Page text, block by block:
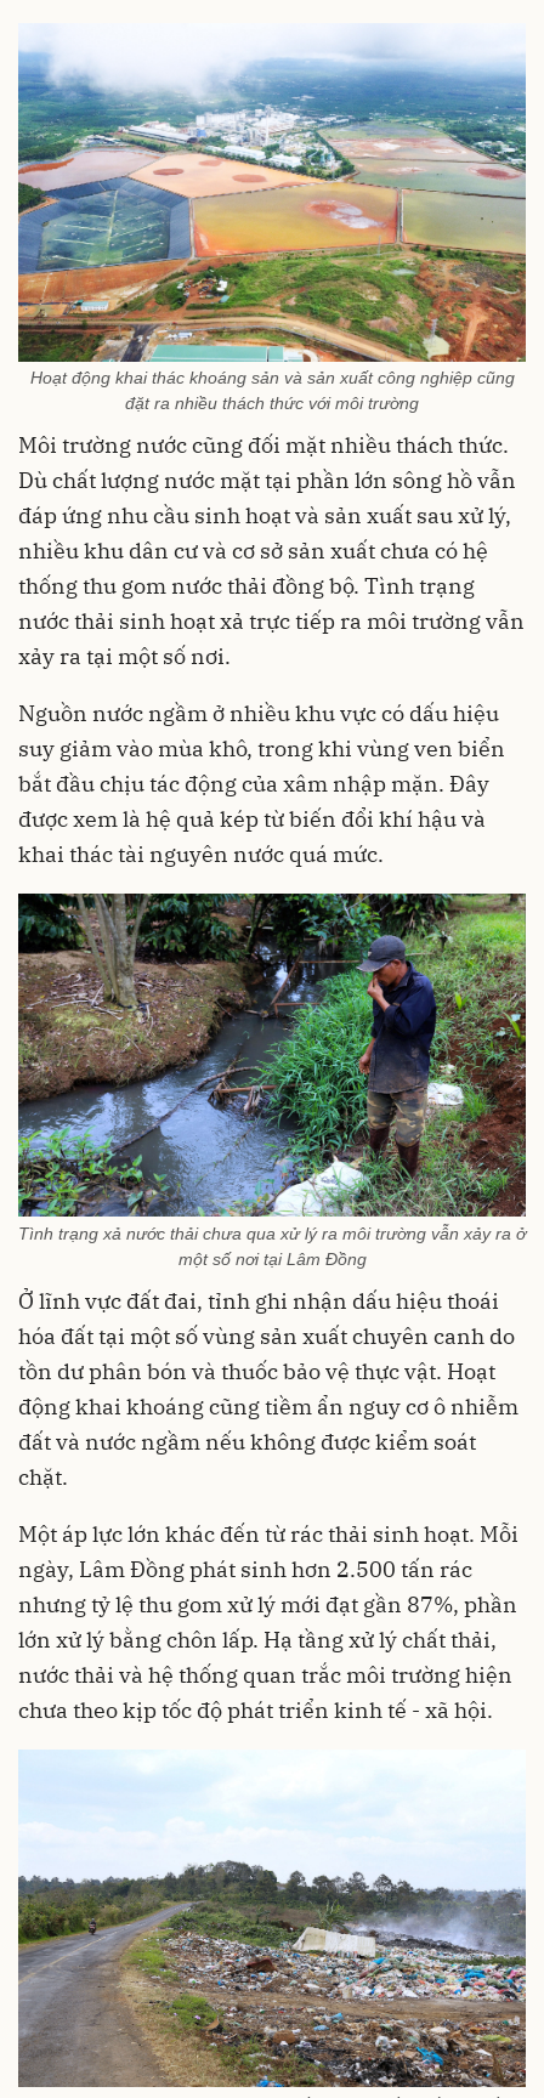
Hoạt động khai thác khoáng sản và sản xuất công nghiệp cũng
đặt ra nhiều thách thức với môi trường
Môi trường nước cũng đối mặt nhiều thách thức.
Dù chất lượng nước mặt tại phần lớn sông hồ vẫn
đáp ứng nhu cầu sinh hoạt và sản xuất sau xử lý,
nhiều khu dân cư và cơ sở sản xuất chưa có hệ
thống thu gom nước thải đồng bộ. Tình trạng
nước thải sinh hoạt xả trực tiếp ra môi trường vẫn
xảy ra tại một số nơi.
Nguồn nước ngầm ở nhiều khu vực có dấu hiệu
suy giảm vào mùa khô, trong khi vùng ven biển
bắt đầu chịu tác động của xâm nhập mặn. Đây
được xem là hệ quả kép từ biến đổi khí hậu và
khai thác tài nguyên nước quá mức.
Tình trạng xả nước thải chưa qua xử lý ra môi trường vẫn xảy ra ở
một số nơi tại Lâm Đồng
Ở lĩnh vực đất đai, tỉnh ghi nhận dấu hiệu thoái
hóa đất tại một số vùng sản xuất chuyên canh do
tồn dư phân bón và thuốc bảo vệ thực vật. Hoạt
động khai khoáng cũng tiềm ẩn nguy cơ ô nhiễm
đất và nước ngầm nếu không được kiểm soát
chặt.
Một áp lực lớn khác đến từ rác thải sinh hoạt. Mỗi
ngày, Lâm Đồng phát sinh hơn 2.500 tấn rác
nhưng tỷ lệ thu gom xử lý mới đạt gần 87%, phần
lớn xử lý bằng chôn lấp. Hạ tầng xử lý chất thải,
nước thải và hệ thống quan trắc môi trường hiện
chưa theo kịp tốc độ phát triển kinh tế - xã hội.